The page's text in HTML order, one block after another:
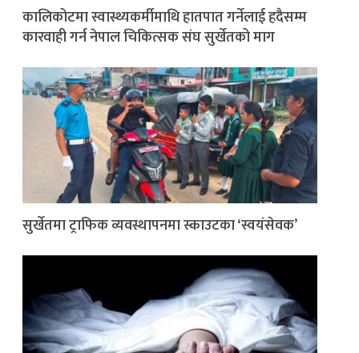
कालिकोटमा स्वास्थ्यकर्मीमाथि हातपात गर्नेलाई हदैसम्म
कारवाही गर्न नेपाल चिकित्सक संघ सुर्खेतको माग
सुर्खेतमा ट्राफिक व्यवस्थापनमा स्काउटका ‘स्वयंसेवक’